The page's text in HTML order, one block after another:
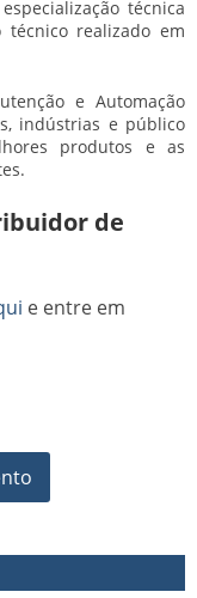
técnica
técnico realizado em
e Automação
indústrias e público
produtos e as
de
e entre em